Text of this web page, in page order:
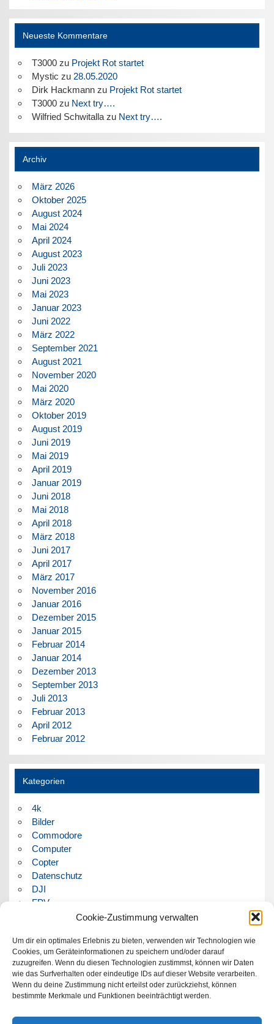
Cookie-Zustimmung verwalten
Um dir ein optimales Erlebnis zu bieten, verwenden wir Technologien wie
Cookies, um Geräteinformationen zu speichern und/oder darauf
zuzugreifen. Wenn du diesen Technologien zustimmst, können wir Daten
wie das Surfverhalten oder eindeutige IDs auf dieser Website verarbeiten.
Wenn du deine Zustimmung nicht erteilst oder zurückziehst, können
bestimmte Merkmale und Funktionen beeinträchtigt werden.
Neueste Kommentare
T3000zu Projekt Rot startet
Mystic zu 28.05.2020
Dirk Hackmannzu Projekt Rot startet
T3000zu Next try….
Wilfried Schwitallazu Next try….
Archiv
März 2026
Oktober 2025
August 2024
Mai 2024
April 2024
August 2023
Juli 2023
Juni 2023
Mai 2023
Januar 2023
Juni 2022
März 2022
September 2021
August 2021
November 2020
Mai 2020
März 2020
Oktober 2019
August 2019
Juni 2019
Mai 2019
April 2019
Januar 2019
Juni 2018
Mai 2018
April 2018
März 2018
Juni 2017
April 2017
März 2017
November 2016
Januar 2016
Dezember 2015
Januar 2015
Februar 2014
Januar 2014
Dezember 2013
September 2013
Juli 2013
Februar 2013
April 2012
Februar 2012
Kategorien
4k
Bilder
Commodore
Computer
Copter
Datenschutz
DJI
FPV
Panorama
Politik
Retrocomputer
Uncategorized
Video